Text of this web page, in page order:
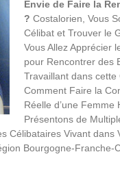
Envie de Faire la
? Costalorien, Vous
Célibat et Trouver le
Vous Allez Apprécier
pour Rencontrer des
Travaillant dans cette
Comment Faire la
Réelle d’une
Présentons de
Célibataires Vivant dans
Bourgogne-Franche-